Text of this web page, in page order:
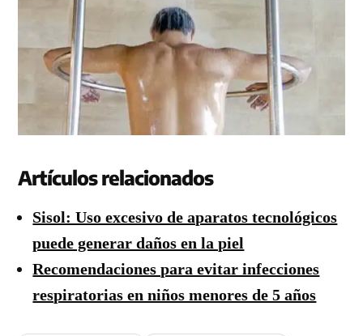
Artículos relacionados
Sisol: Uso excesivo de aparatos tecnológicos
puede generar daños en la piel
Recomendaciones para evitar infecciones
respiratorias en niños menores de 5 años